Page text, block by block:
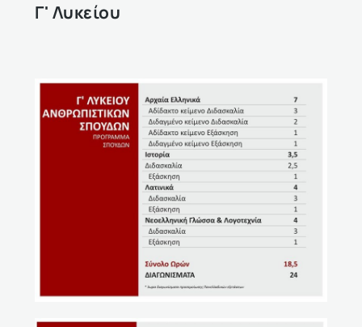
Γ' Λυκείου